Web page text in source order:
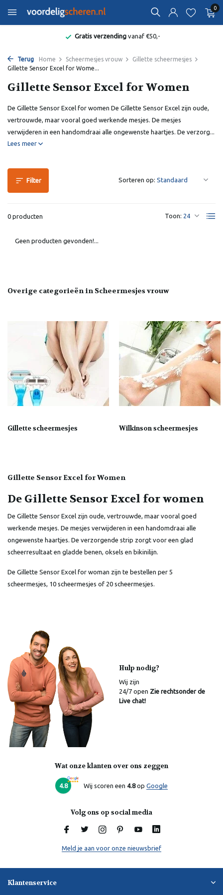
0
Gratis verzendingvanaf €50,-
Terug Home Scheermesjes vrouw
Gillette scheermesjes
Gillette Sensor Excel for Wome...
Gillette Sensor Excel for Women
De Gillette Sensor Excel for women De Gillette Sensor Excel zijn oude,
vertrouwde, maar vooral goed werkende mesjes. De mesjes
verwijderen in een handomdraai alle ongewenste haartjes. De verzorg...
Lees meer
Filter
0 producten Toon:
Sorteren op:
Geen producten gevonden!...
Overige categorieën in Scheermesjes vrouw
Gillette scheermesjes Wilkinson scheermesjes
Gillette Sensor Excel for Women
De Gillette Sensor Excel for women
De Gillette Sensor Excel zijn oude, vertrouwde, maar vooral goed
werkende mesjes. De mesjes verwijderen in een handomdraai alle
ongewenste haartjes. De verzorgende strip zorgt voor een glad
scheerresultaat en gladde benen, oksels en bikinilijn.
De Gillette Sensor Excel for woman zijn te bestellen per 5
scheermesjes, 10 scheermesjes of 20 scheermesjes.
Hulp nodig?
Wij zijn
24/7 open Zie rechtsonder de
Live chat!
Wat onze klanten over ons zeggen
4.8 Wij scoren een 4.8op Google
Volg ons op social media
Meld je aan voor onze nieuwsbrief
Klantenservice
Online